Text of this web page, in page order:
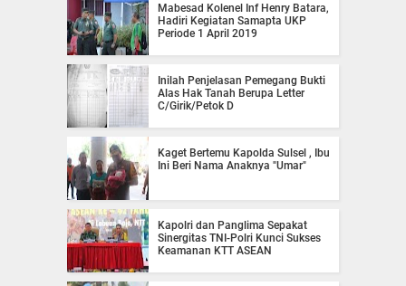
Mabesad Kolenel Inf Henry Batara,
Hadiri Kegiatan Samapta UKP
Periode 1 April 2019
Inilah Penjelasan Pemegang Bukti
Alas Hak Tanah Berupa Letter
C/Girik/Petok D
Kaget Bertemu Kapolda Sulsel , Ibu
Ini Beri Nama Anaknya "Umar"
Kapolri dan Panglima Sepakat
Sinergitas TNI-Polri Kunci Sukses
Keamanan KTT ASEAN